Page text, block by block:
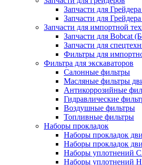
Запчасти для
Запчасти для
Запчасти для импортной
Запчасти для Bobcat
Запчасти для
Фильтры для
Фильтра для экскаваторов
Салонные фильтры
Масляные фильтры
Антикоррозийные
Гидравлические
Воздушные фильтры
Топливные фильтры
Наборы прокладок
Наборы прокладок
Наборы прокладок
Наборы уплотнений
Наборы уплотнений